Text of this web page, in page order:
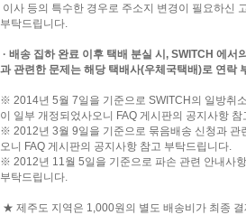
이사 등의 특수한 경우로 주소지 변경이 필요하신
부탁드립니다.
· 배송 집하 완료 이후 택배 분실 시, SWITCH 에서
과 관련한 문제는 해당 택배사(우체국택배)로 연락
※ 2014년 5월 7일을 기준으로 SWITCH의 일방취
이 일부 개정되었사오니 FAQ 게시판의 공지사항 참
※ 2012년 3월 9일을 기준으로 묶음배송 신청과 관
오니 FAQ 게시판의 공지사항 참고 부탁드립니다.
※ 2012년 11월 5일을 기준으로 파손 관련 안내사
부탁드립니다.
★ 제주도 지역은 1,000원의 별도 배송비가 최종